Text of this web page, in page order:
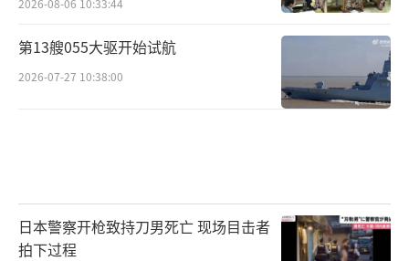
第13艘055大驱开始试航
2026-07-27 10:38:00
日本警察开枪致持刀男死亡 现场目击者
拍下过程